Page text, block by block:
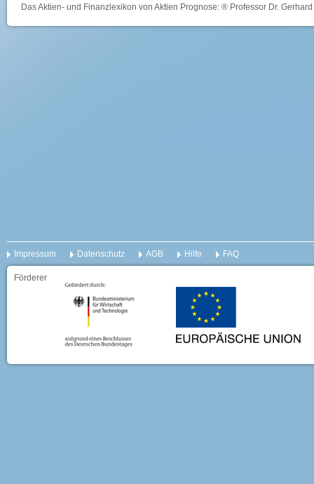
Das Aktien- und Finanzlexikon von Aktien Prognose: ® Professor Dr.
Impressum Datenschutz AGB Hilfe FAQ
Förderer